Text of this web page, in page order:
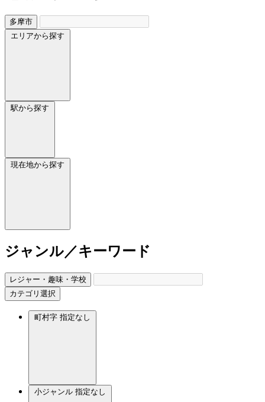
多摩市
エリアから探す
駅から探す
現在地から探す
ジャンル／キーワード
レジャー・趣味・学校
カテゴリ選択
町村字 指定なし
小ジャンル 指定なし